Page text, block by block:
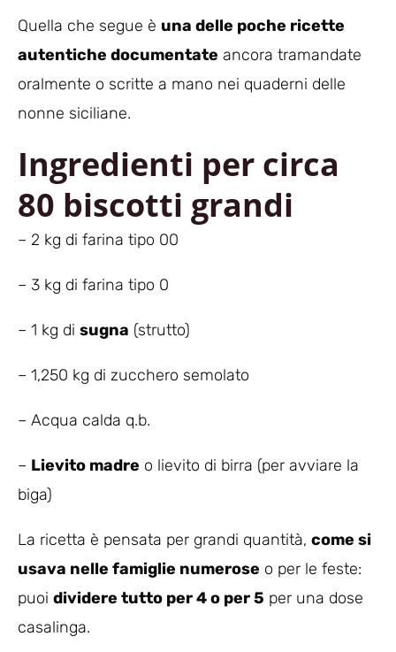
Quella che segue è una delle poche ricette
autentiche documentate ancora tramandate
oralmente o scritte a mano nei quaderni delle
nonne siciliane.
Ingredienti per circa
80 biscotti grandi
– 2 kg di farina tipo 00
– 3 kg di farina tipo 0
– 1 kg di sugna (strutto)
– 1,250 kg di zucchero semolato
– Acqua calda q.b.
– Lievito madre o lievito di birra (per avviare la
biga)
La ricetta è pensata per grandi quantità, come si
usava nelle famiglie numerose o per le feste:
puoi dividere tutto per 4 o per 5 per una dose
casalinga.